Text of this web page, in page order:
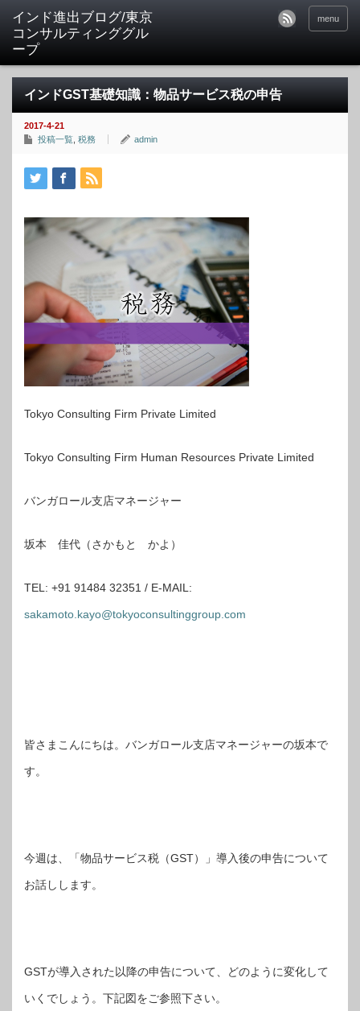
インド進出ブログ/東京
コンサルティンググル
ープ
menu
インドGST基礎知識：物品サービス税の申告
2017-4-21
投稿一覧 税務 admin
Tokyo Consulting Firm Private Limited
Tokyo Consulting Firm Human Resources Private Limited
バンガロール支店マネージャー
坂本 佳代（さかもと かよ）
TEL: +91 91484 32351 / E-MAIL:
sakamoto.kayo@tokyoconsultinggroup.com
皆さまこんにちは。バンガロール支店マネージャーの坂本で
す。
今週は、「物品サービス税（GST）」導入後の申告について
お話しします。
GSTが導入された以降の申告について、どのように変化して
いくでしょう。下記図をご参照下さい。